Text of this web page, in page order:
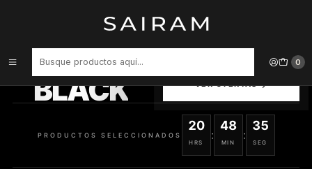
0
PERFUME ZIMAYA RABAB GEMS PURPLE UNISEX EDP 100 ML
BLACK
SELECCIONADOS
PRODUCTOS SELECCIONADOS
20
HRS
:
48
MIN
:
35
SEG